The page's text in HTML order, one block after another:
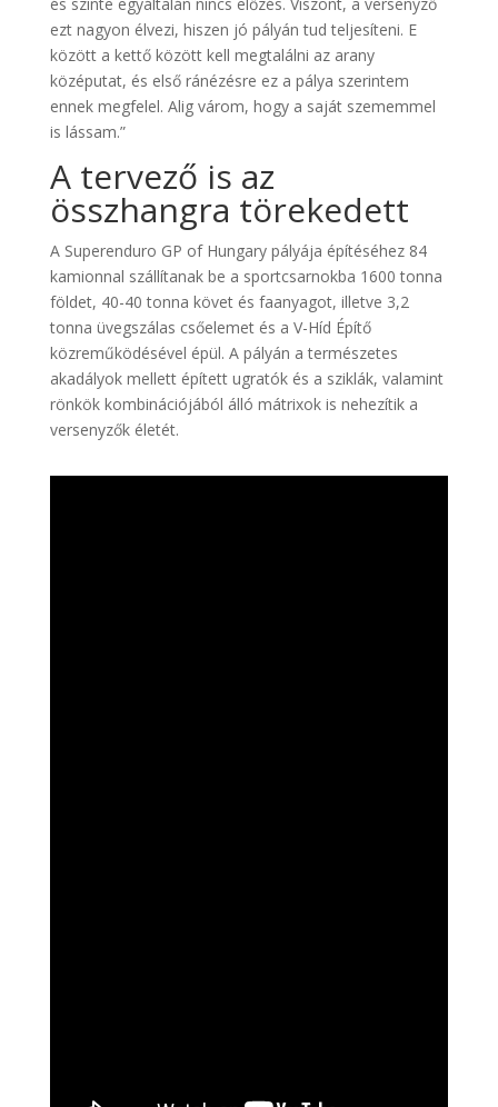
ezt nagyon élvezi, hiszen jó pályán tud teljesíteni. E
között a kettő között kell megtalálni az arany
középutat, és első ránézésre ez a pálya szerintem
ennek megfelel. Alig várom, hogy a saját szememmel
is lássam.”
A tervező is az
összhangra törekedett
A Superenduro GP of Hungary pályája építéséhez 84
kamionnal szállítanak be a sportcsarnokba 1600 tonna
földet, 40-40 tonna követ és faanyagot, illetve 3,2
tonna üvegszálas csőelemet és a V-Híd Építő
közreműködésével épül. A pályán a természetes
akadályok mellett épített ugratók és a sziklák, valamint
rönkök kombinációjából álló mátrixok is nehezítik a
versenyzők életét.